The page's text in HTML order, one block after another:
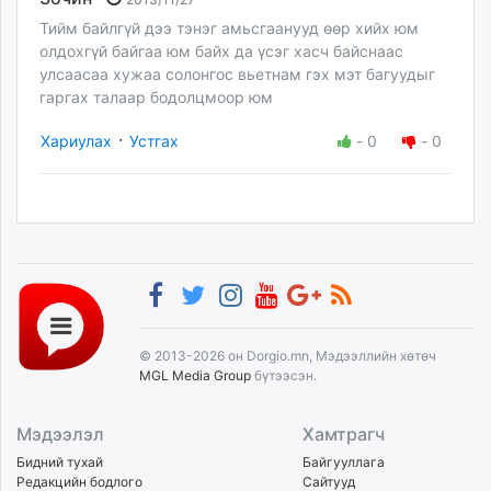
Тийм байлгүй дээ тэнэг амьсгаанууд өөр хийх юм
олдохгүй байгаа юм байх да үсэг хасч байснаас
улсаасаа хужаа солонгос вьетнам гэх мэт багуудыг
гаргах талаар бодолцмоор юм
Хариулах · Устгах - 0 - 0
© 2013-2026 он Dorgio.mn, Мэдээллийн хөтөч
MGL Media Group бүтээсэн.
Мэдээлэл
Бидний тухай
Редакцийн бодлого
Хамтрагч
Байгууллага
Сайтууд